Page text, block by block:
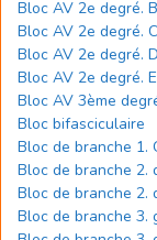
Bloc AV 2e degré.
Bloc AV 2e degré.
Bloc AV 2e degré.
Bloc AV 2e degré.
Bloc AV 3ème
Bloc bifasciculaire
Bloc de branche 1.
Bloc de branche 2.
Bloc de branche 2.
Bloc de branche 3.